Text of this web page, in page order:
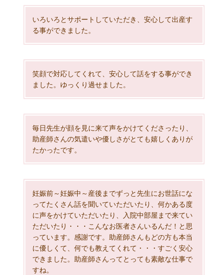
いろいろとサポートしていただき、安心して出産す
る事ができました。
笑顔で対応してくれて、安心して話をする事ができ
ました。ゆっくり過せました。
毎日先生が顔を見に来て声をかけてくださったり、
助産師さんの気遣いや優しさがとても嬉しくありが
たかったです。
妊娠前～妊娠中～産後までずっと先生にお世話にな
ってたくさん話を聞いていただいたり、何かある度
に声をかけていただいたり、入院中部屋まで来てい
ただいたり・・・こんなお医者さんいるんだ！と思
っています。感謝です。助産師さんもどの方も本当
に優しくて、何でも教えてくれて・・・すごく安心
できました。助産師さんってとっても素敵な仕事で
すね。